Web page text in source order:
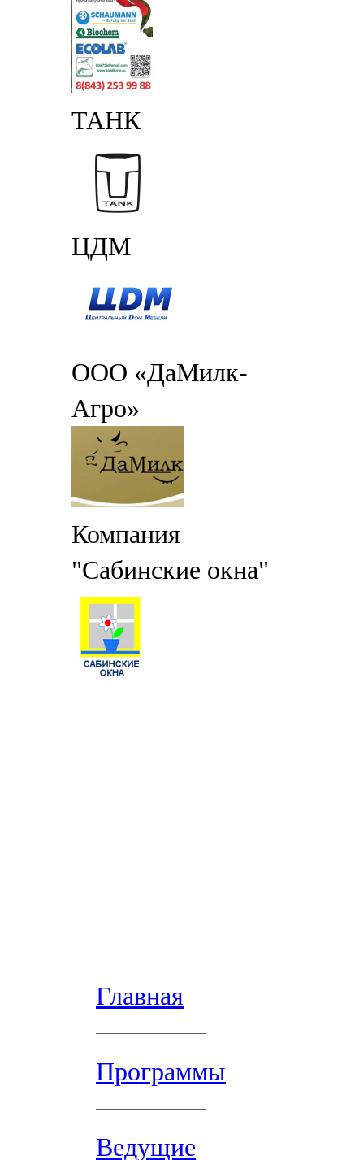
ТАНК
ЦДМ
ООО «ДаМилк-
Агро»
Компания
"Сабинские окна"
Главная
Программы
Ведущие